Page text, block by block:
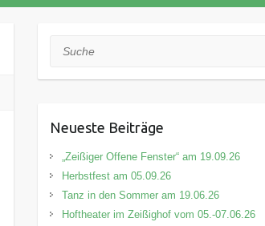
Suche
Neueste Beiträge
„Zeißiger Offene Fenster“ am 19.09.26
Herbstfest am 05.09.26
Tanz in den Sommer am 19.06.26
Hoftheater im Zeißighof vom 05.-07.06.26